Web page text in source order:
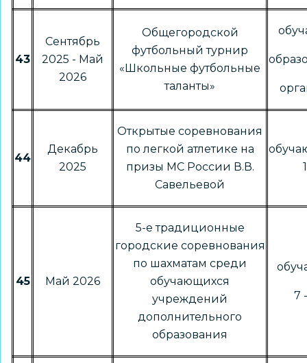
43
Сентябрь
2025 - Май
2026
Общегородской
футбольный турнир
«Школьные футбольные
таланты»
44
Декабрь
2025
Открытые соревнования
по легкой атлетике на
призы МС России В.В.
Савельевой
45 Май 2026
5-е традиционные
городские соревнования
по шахматам среди
обучающихся
учреждений
дополнительного
образования
7